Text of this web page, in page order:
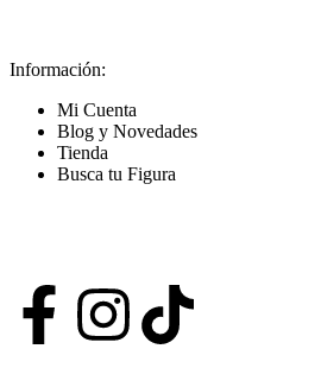
Información:
Mi Cuenta
Blog y Novedades
Tienda
Busca tu Figura